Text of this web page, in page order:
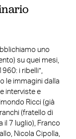
uno
su quei mesi,
i ribelli”,
le immagini dalla
interviste e
Ricci (già
(fratello di
il 7 luglio), Franco
Nicola Cipolla,